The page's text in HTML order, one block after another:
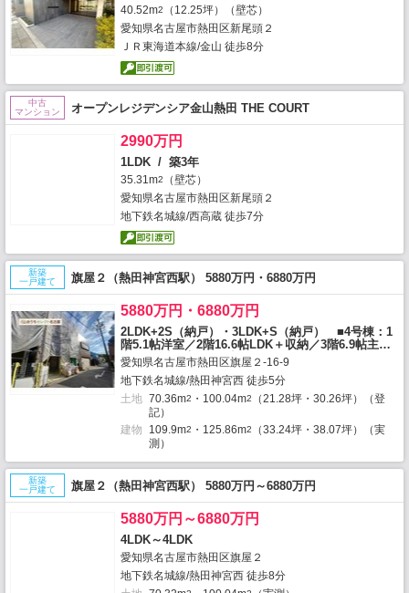
40.52m2
（12.25坪）（壁芯）
愛知県名古屋市熱田区新尾頭２
ＪＲ東海道本線/金山 徒歩8分
中古
マンション
オープンレジデンシア金山熱田 THE COURT
2990万円
1LDK / 築3年
35.31m2
（壁芯）
愛知県名古屋市熱田区新尾頭２
地下鉄名城線/西高蔵 徒歩7分
新築
一戸建て
旗屋２（熱田神宮西駅） 5880万円・6880万円
5880万円・6880万円
2LDK+2S（納戸）・3LDK+S（納戸） ■4号棟：1
階5.1帖洋室／2階16.6帖LDK＋収納／3階6.9帖主寝
室／6.1帖洋室／4.6帖納戸
愛知県名古屋市熱田区旗屋２-16-9
地下鉄名城線/熱田神宮西 徒歩5分
土地 70.36m2 ・100.04m2
（21.28坪・30.26坪）（登
記）
建物
109.9m2 ・125.86m2
（33.24坪・38.07坪）（実
測）
新築
一戸建て
旗屋２（熱田神宮西駅） 5880万円～6880万円
5880万円～6880万円
4LDK～4LDK
愛知県名古屋市熱田区旗屋２
地下鉄名城線/熱田神宮西 徒歩8分